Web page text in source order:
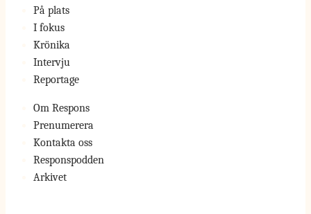
På plats
I fokus
Krönika
Intervju
Reportage
Om Respons
Prenumerera
Kontakta oss
Responspodden
Arkivet